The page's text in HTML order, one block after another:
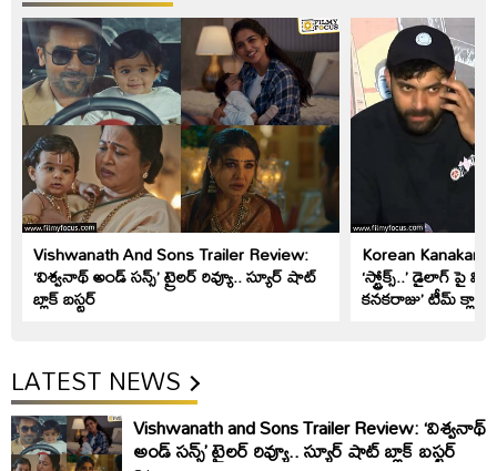
Vishwanath And Sons Trailer Review:
‘విశ్వనాథ్ అండ్ సన్స్’ ట్రైలర్ రివ్యూ.. స్యూర్ షాట్
బ్లాక్ బస్టర్
Korean
‘స్ట్రోక్స్..’ డైలాగ్ పై
కనకరాజు’ టీమ్
LATEST NEWS
Vishwanath and Sons Trailer Review: ‘విశ్వనాథ్
అండ్ సన్స్’ ట్రైలర్ రివ్యూ.. స్యూర్ షాట్ బ్లాక్ బస్టర్